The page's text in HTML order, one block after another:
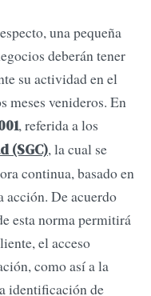
una pequeña
deberán tener
su actividad en el
meses venideros. En
, referida a los
(SGC), la cual se
continua, basado en
De acuerdo
esta norma permitirá
el acceso
como así a la
identificación de